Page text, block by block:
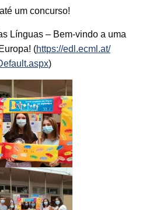
um concurso!
Línguas – Bem-vindo a uma
(https://edl.ecml.at/
)